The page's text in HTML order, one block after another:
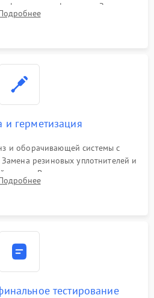
в трансфокаторе. Замена
сетки или восстановление
и герметизация
и оборачивающей системы с
резиновых уплотнителей и
смазки. Вакуумирование корпуса
азотом или аргоном для
тестирование